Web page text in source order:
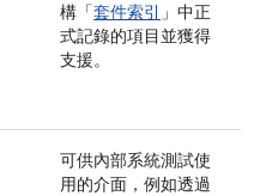
構「套件索引 」中正
式記錄的項目並獲得
支援。
可供內部系統測試使
用的介面，例如透過